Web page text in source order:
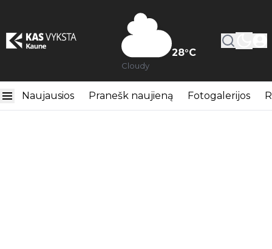
28°C
Cloudy
Naujausios Pranešk naujieną Fotogalerijos